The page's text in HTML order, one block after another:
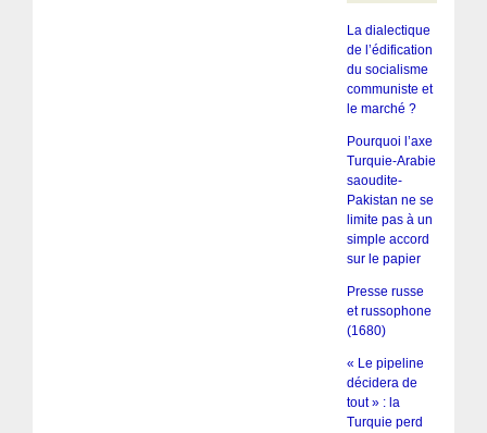
La dialectique
de l’édification
du socialisme
communiste et
le marché ?
Pourquoi l’axe
Turquie-Arabie
saoudite-
Pakistan ne se
limite pas à un
simple accord
sur le papier
Presse russe
et russophone
(1680)
« Le pipeline
décidera de
tout » : la
Turquie perd